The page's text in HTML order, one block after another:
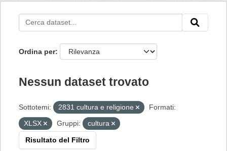
Ordina per
Nessun dataset trovato
Sottotemi: 2831 cultura e religione
Formati:
XLSX
Gruppi: cultura
Risultato del Filtro